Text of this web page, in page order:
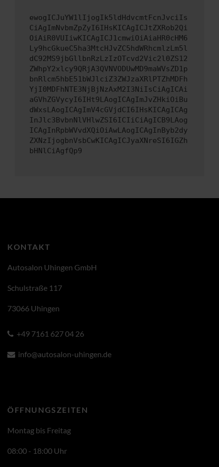
ewogICJuYW1lIjogIk5ldHdvcmtFcnJvciIs
CiAgImNvbmZpZyI6IHsKICAgICJtZXRob2Qi
OiAiR0VUIiwKICAgICJ1cmwiOiAiaHR0cHM6
Ly9hcGkueC5ha3MtcHJvZC5hdWRhcmlzLm5l
dC92MS9jbGllbnRzLzIzOTcvd2Vic2l0ZS12
ZWhpY2xlcy9QRjA3QVNVODUwMD9maWVsZD1p
bnRlcm5hbE51bWJlciZ3ZWJzaXRlPTZhMDFh
YjI0MDFhNTE3NjBjNzAxM2I3NiIsCiAgICAi
aGVhZGVycyI6IHt9LAogICAgImJvZHkiOiBu
dWxsLAogICAgImV4cGVjdCI6IHsKICAgICAg
InJlc3BvbnNlVHlwZSI6ICIiCiAgICB9LAog
ICAgInRpbWVvdXQiOiAwLAogICAgInByb2dy
ZXNzIjogbnVsbCwKICAgICJyaXNreSI6IGZh
bHNlCiAgfQp9
KONTAKT
Autosalon Uhingen GmbH
Schulstraße 117
73066 Uhingen
+49 7161 627 04 26
info@autosalon-uhingen.de
ÖFFNUNGSZEITEN
Montag bis Freitag
08:00 - 18:00 Uhr